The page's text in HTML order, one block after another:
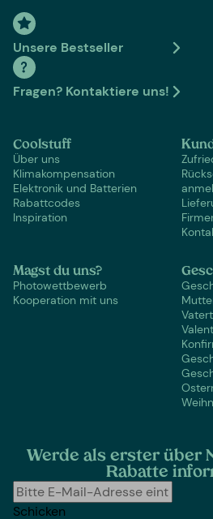
Unsere Bestseller
Fragen? Kontaktiere uns!
Coolstuff
Über uns
Klimakompensation
Elektronik und Batterien
Rabattcodes
Inspiration
Magst du uns?
Photowettbewerb
Kooperation mit uns
Werde als erster über
Rabatte
Schicken